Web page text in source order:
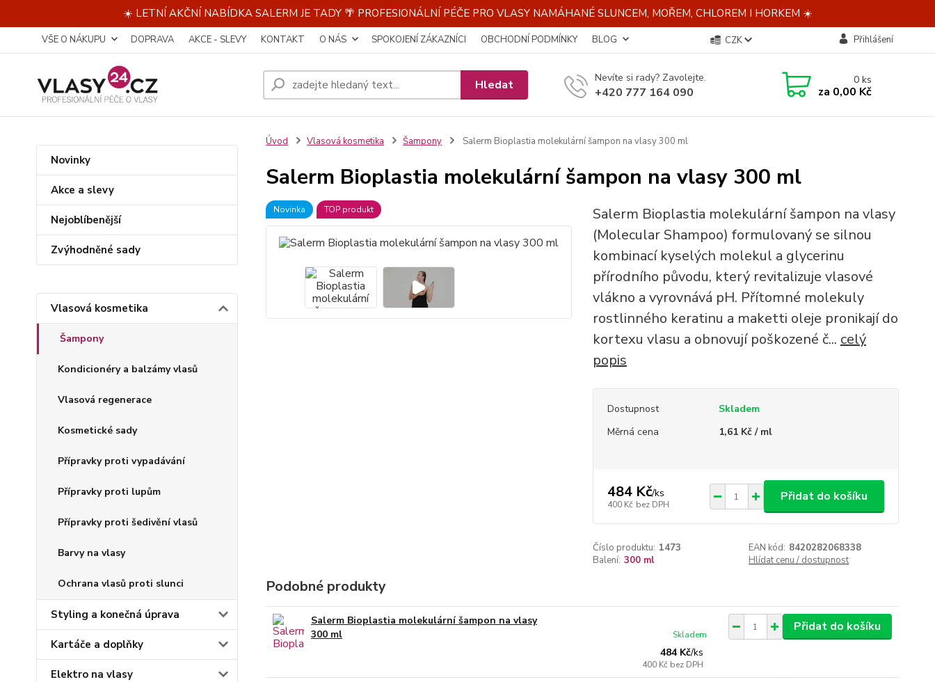
☀️ LETNÍ AKČNÍ NABÍDKA SALERM JE TADY 🌴 PROFESIONÁLNÍ PÉČE PRO VLASY NAMÁHANÉ SLUNCEM, MOŘEM, CHLOREM I HORKEM ☀️
VŠE O NÁKUPU DOPRAVA AKCE - SLEVY KONTAKT O NÁS SPOKOJENÍ ZÁKAZNÍCI OBCHODNÍ PODMÍNKY BLOG CZK Přihlášení
Hledat Nevíte si rady? Zavolejte.
+420 777 164 090
0ks
za 0,00 Kč
Novinky
Akce a slevy
Nejoblíbenější
Zvýhodněné sady
Vlasová kosmetika
Šampony
Kondicionéry a balzámy vlasů
Vlasová regenerace
Kosmetické sady
Přípravky proti vypadávání
Přípravky proti lupům
Přípravky proti šedivění vlasů
Barvy na vlasy
Ochrana vlasů proti slunci
Styling a konečná úprava
Kartáče a doplňky
Elektro na vlasy
Úvod Vlasová kosmetika Šampony Salerm Bioplastia molekulární šampon na vlasy 300 ml
Salerm Bioplastia molekulární šampon na vlasy 300 ml
Novinka TOP produkt
Salerm Bioplastia molekulární šampon na vlasy
(Molecular Shampoo) formulovaný se silnou
kombinací kyselých molekul a glycerinu
přírodního původu, který revitalizuje vlasové
vlákno a vyrovnává pH. Přítomné molekuly
rostlinného keratinu a maketti oleje pronikají do
kortexu vlasu a obnovují poškozené č... celý
popis
Dostupnost
Skladem
Měrná cena
1,61 Kč / ml
484 Kč/ks
400 Kč bez DPH
Přidat do košíku
Číslo produktu: 1473 EAN kód: 8420282068338
Balení: 300 ml Hlídat cenu / dostupnost
Podobné produkty
Salerm Bioplastia molekulární šampon na vlasy
300 ml
484 Kč/ks
400 Kč bez DPH
Skladem
Přidat do košíku